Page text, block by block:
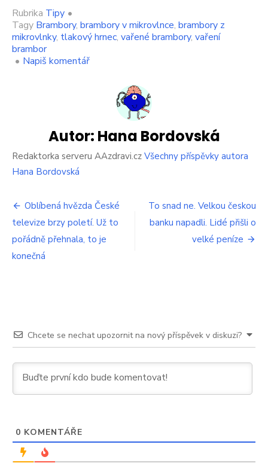
Rubrika Tipy •
Tagy Brambory, brambory v mikrovlnce, brambory z
mikrovlnky, tlakový hrnec, vařené brambory, vaření
brambor
• Napiš komentářon
minut.
Existuje
na
mikrovlnkou
a
hotovo
je
Autor: Hana Bordovská
Redaktorka serveru AAzdravi.cz Všechny příspěvky autora
Hana Bordovská
Navigace
pro
příspěvek
Oblíbená hvězda České
televize brzy poletí. Už to
pořádně přehnala, to je
konečná
To snad ne. Velkou českou
banku napadli. Lidé přišli o
velké peníze
Chcete se nechat upozornit na nový příspěvek v diskuzi?
0 KOMENTÁŘE